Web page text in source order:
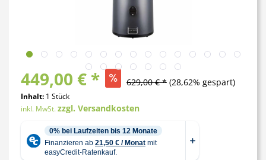
449,00 € * 629,00 € * (28,62% gespart)
Inhalt: 1 Stück
inkl. MwSt.zzgl. Versandkosten